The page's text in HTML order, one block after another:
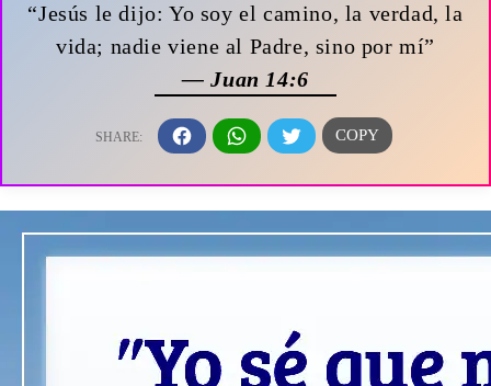
“Jesús le dijo: Yo soy el camino, la verdad, la
vida; nadie viene al Padre, sino por mí”
— Juan 14:6